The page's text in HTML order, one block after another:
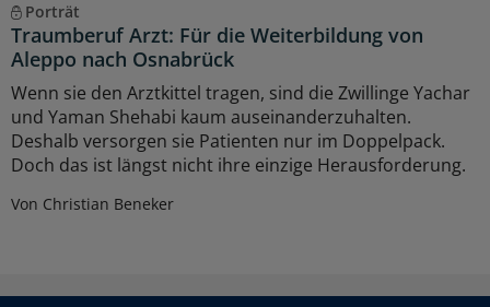
Porträt
Traumberuf Arzt: Für die Weiterbildung von
Aleppo nach Osnabrück
Wenn sie den Arztkittel tragen, sind die Zwillinge Yachar
und Yaman Shehabi kaum auseinanderzuhalten.
Deshalb versorgen sie Patienten nur im Doppelpack.
Doch das ist längst nicht ihre einzige Herausforderung.
Von Christian Beneker